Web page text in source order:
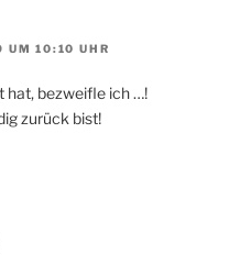
UM 10:10 UHR
hat, bezweifle ich …!
zurück bist!